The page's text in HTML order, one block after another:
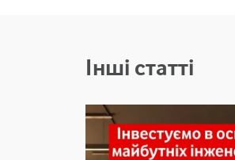
Інші статті